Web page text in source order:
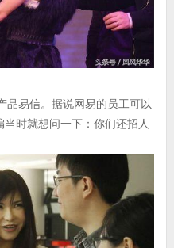
品易信。据说网易的员工可以
时就想问一下：你们还招人